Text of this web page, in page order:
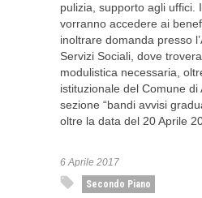
pulizia, supporto agli uffici.
vorranno accedere ai
inoltrare domanda presso
Servizi Sociali, dove
modulistica necessaria,
istituzionale del Comune di
sezione “bandi avvisi
oltre la data del 20 Aprile
6 Aprile 2017
Secondo Piano